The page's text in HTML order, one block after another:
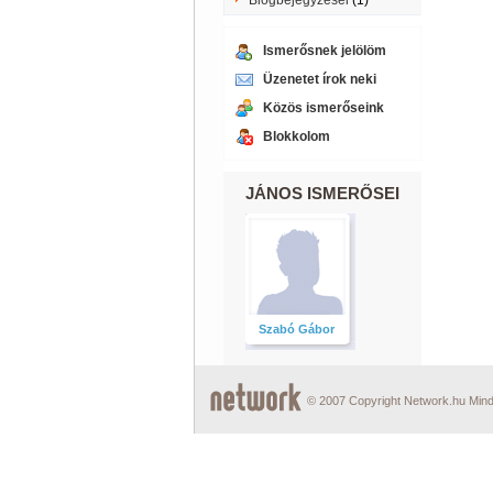
Ismerősnek jelölöm
Üzenetet írok neki
Közös ismerőseink
Blokkolom
JÁNOS ISMERŐSEI
Szabó Gábor
© 2007 Copyright Network.hu